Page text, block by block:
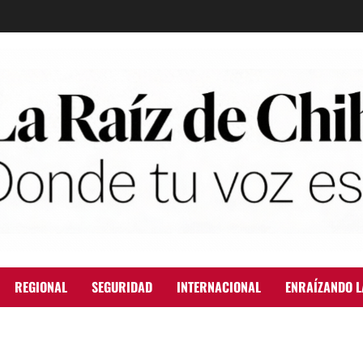
REGIONAL SEGURIDAD INTERNACIONAL ENRAÍZANDO